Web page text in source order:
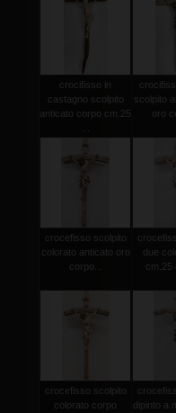
crocifisso in
castagno scolpito
anticato corpo cm.25
scolpito
oro
crocefisso scolpito
colorato anticato oro
corpo...
due
cm.25
crocefisso scolpito
colorato corpo
dipinto a